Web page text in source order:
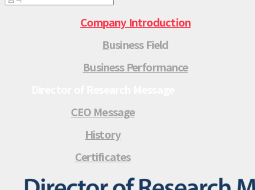
Company Introduction
Business Field
Business Performance
CEO Message
History
Certificates